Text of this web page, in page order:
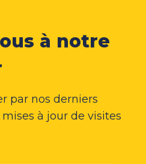
à notre
par nos derniers
à jour de visites